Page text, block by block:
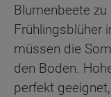
Blumenbeete
Frühlingsblüher
müssen die
den Boden.
perfekt